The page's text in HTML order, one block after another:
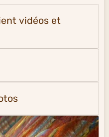
vidéos et